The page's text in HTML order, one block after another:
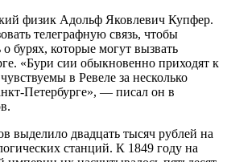
физик Адольф Яковлевич Купфер.
телеграфную связь, чтобы
бурях, которые могут вызвать
«Бури сии обыкновенно приходят к
в Ревеле за несколько
Петербурге», — писал он в
выделило двадцать тысяч рублей на
станций. К 1849 году на